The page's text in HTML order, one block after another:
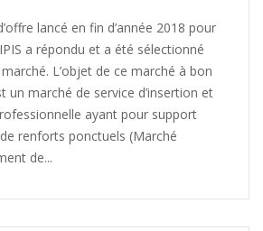
lancé en fin d’année 2018 pour
a répondu et a été sélectionné
L’objet de ce marché à bon
un marché de service d’insertion et
ayant pour support
renforts ponctuels (Marché
de...